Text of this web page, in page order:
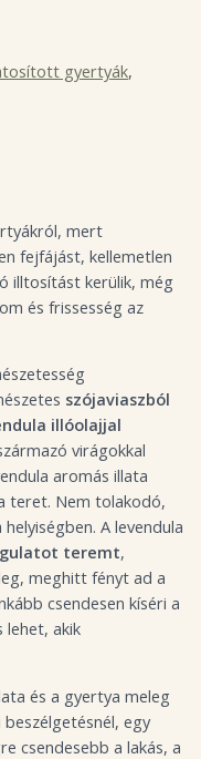
gyertyák,
mert
fejfájást, kellemetlen
illtosítást kerülik, még
és frissesség az
szójaviaszból
illóolajjal
virágokkal
aromás illata
teret. Nem tolakodó,
A levendula
teremt,
meghitt fényt ad a
csendesen kíséri a
lehet, akik
és a gyertya meleg
beszélgetésnél, egy
csendesebb a lakás, a